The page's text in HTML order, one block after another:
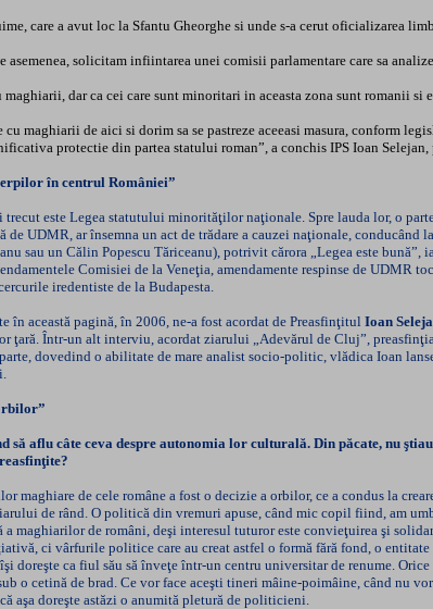
care a avut loc la Sfantu Gheorghe si unde s-a cerut oficializarea
solicitam infiintarea unei comisii parlamentare care sa
dar ca cei care sunt minoritari in aceasta zona sunt romanii si
maghiarii de aici si dorim sa se pastreze aceeasi masura, conform
protectie din partea statului roman”, a conchis IPS Ioan Selejan,
în centrul României”
trecut este Legea statutului minorităţilor naţionale. Spre lauda lor, o
de UDMR, ar însemna un act de trădare a cauzei naţionale,
sau un Călin Popescu Tăriceanu), potrivit cărora „Legea este bună”,
Comisiei de la Veneţia, amendamente respinse de UDMR
iredentiste de la Budapesta.
această pagină, în 2006, ne-a fost acordat de Preasfinţitul Ioan
Într-un alt interviu, acordat ziarului „Adevărul de Cluj”,
dovedind o abilitate de mare analist socio-politic, vlădica Ioan
să aflu câte ceva despre autonomia lor culturală. Din păcate, nu
de cele române a fost o decizie a orbilor, ce a condus la
de rând. O politică din vremuri apuse, când mic copil fiind, am
a maghiarilor de români, deşi interesul tuturor este convieţuirea şi
ci vârfurile politice care au creat astfel o formă fără fond, o
doreşte ca fiul său să înveţe într-un centru universitar de renume.
o cetină de brad. Ce vor face aceşti tineri mâine-poimâine, când
aşa doreşte astăzi o anumită pletură de politicieni.